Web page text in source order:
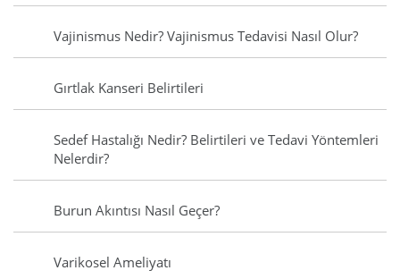
Vajinismus Nedir? Vajinismus Tedavisi Nasıl Olur?
Gırtlak Kanseri Belirtileri
Sedef Hastalığı Nedir? Belirtileri ve Tedavi Yöntemleri
Nelerdir?
Burun Akıntısı Nasıl Geçer?
Varikosel Ameliyatı